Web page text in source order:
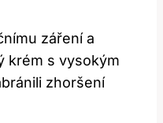
záření ⁣a
krém s vysokým
zhoršení